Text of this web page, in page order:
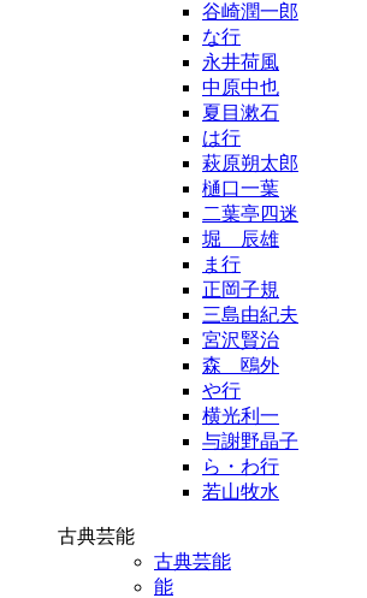
谷崎潤一郎
な行
永井荷風
中原中也
夏目漱石
は行
萩原朔太郎
樋口一葉
二葉亭四迷
堀 辰雄
ま行
正岡子規
三島由紀夫
宮沢賢治
森 鴎外
や行
横光利一
与謝野晶子
ら・わ行
若山牧水
古典芸能
古典芸能
能